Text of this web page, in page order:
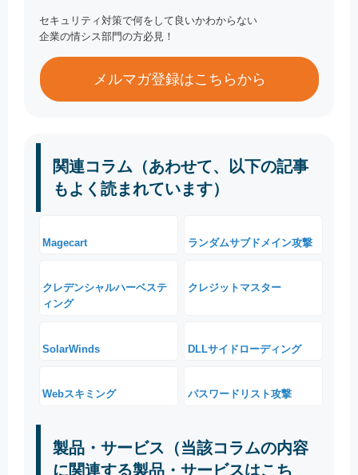
セキュリティ対策で何をして良いかわからない
企業の情シス部門の方必見！
メルマガ登録はこちらから
関連コラム（あわせて、以下の記事
もよく読まれています）
Magecart ランダムサブドメイン攻撃
クレデンシャルハーベステ
ィング
クレジットマスター
SolarWinds DLLサイドローディング
Webスキミング パスワードリスト攻撃
製品・サービス（当該コラムの内容
に関連する製品・サービスはこち